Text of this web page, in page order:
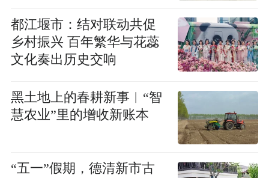
都江堰市：结对联动共促
乡村振兴 百年繁华与花蕊
文化奏出历史交响
黑土地上的春耕新事︱“智
慧农业”里的增收新账本
“五一”假期，德清新市古